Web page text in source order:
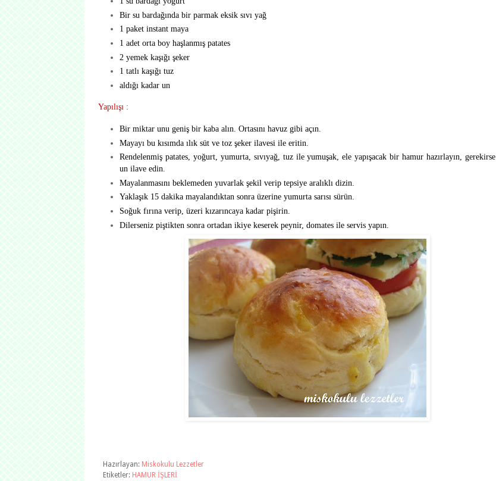
Bir su bardağında bir parmak eksik sıvı yağ
1 paket instant maya
1 adet orta boy haşlanmış patates
2 yemek kaşığı şeker
1 tatlı kaşığı tuz
aldığı kadar un
Yapılışı :
Bir miktar unu geniş bir kaba alın. Ortasını havuz gibi açın.
Mayayı bu kısımda ılık süt ve toz şeker ilavesi ile eritin.
Rendelenmiş patates, yoğurt, yumurta, sıvıyağ, tuz ile yumuşak, ele yapışacak bir hamur hazırlayın, gerekirse
un ilave edin.
Mayalanmasını beklemeden yuvarlak şekil verip tepsiye aralıklı dizin.
Yaklaşık 15 dakika mayalandıktan sonra üzerine yumurta sarısı sürün.
Soğuk fırına verip, üzeri kızarıncaya kadar pişirin.
Dilerseniz piştikten sonra ortadan ikiye keserek peynir, domates ile servis yapın.
Hazırlayan: Miskokulu Lezzetler
Etiketler: HAMUR İŞLERİ